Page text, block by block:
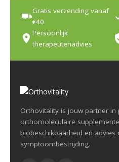
Gratis verzending vanaf
€40
Persoonlijk
therapeutenadvies
Orthovitality is jouw partner
orthomoleculaire
biobeschikbaarheid en advies
symptoombestrijding.